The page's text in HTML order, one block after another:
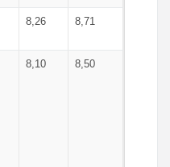
8,26 8,71
8,10 8,50